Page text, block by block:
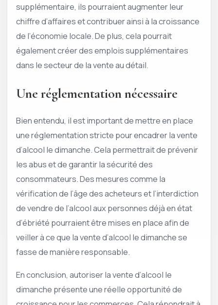
supplémentaire, ils pourraient augmenter leur
chiffre d’affaires et contribuer ainsi à la croissance
de l’économie locale. De plus, cela pourrait
également créer des emplois supplémentaires
dans le secteur de la vente au détail.
Une réglementation nécessaire
Bien entendu, il est important de mettre en place
une réglementation stricte pour encadrer la vente
d’alcool le dimanche. Cela permettrait de prévenir
les abus et de garantir la sécurité des
consommateurs. Des mesures comme la
vérification de l’âge des acheteurs et l’interdiction
de vendre de l’alcool aux personnes déjà en état
d’ébriété pourraient être mises en place afin de
veiller à ce que la vente d’alcool le dimanche se
fasse de manière responsable.
En conclusion, autoriser la vente d’alcool le
dimanche présente une réelle opportunité de